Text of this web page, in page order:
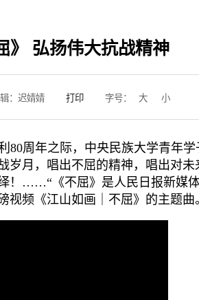
》 弘扬伟大抗战精神
：迟婧婧 打印 字号： 大 小
80周年之际， 中央民族大学青年学
岁月，唱出不屈的精神，唱出对未
！……“《不屈》是人民日报新媒
频《江山如画｜不屈》的主题曲